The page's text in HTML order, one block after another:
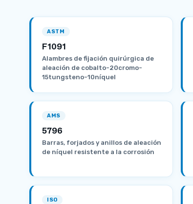
ASTM
F1091
Alambres de fijación quirúrgica de
aleación de cobalto-20cromo-
15tungsteno-10níquel
AMS
5796
Barras, forjados y anillos de aleación
de níquel resistente a la corrosión
ISO